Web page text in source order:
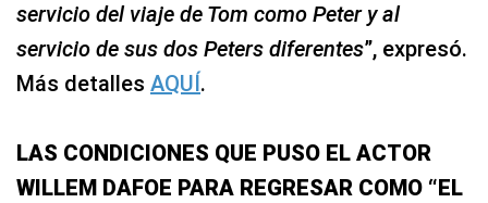
servicio del viaje de Tom como Peter y al
servicio de sus dos Peters diferentes”, expresó.
Más detalles AQUÍ.
LAS CONDICIONES QUE PUSO EL ACTOR
WILLEM DAFOE PARA REGRESAR COMO “EL